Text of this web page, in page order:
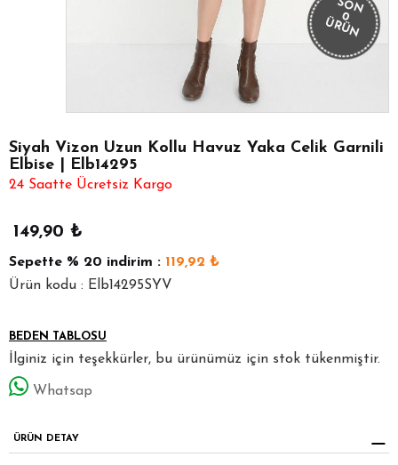
SON
0
ÜRÜN
Siyah Vizon Uzun Kollu Havuz Yaka Celik Garnili
Elbise | Elb14295
24 Saatte Ücretsiz Kargo
149,90 ₺
Sepette % 20 indirim : 119,92 ₺
Ürün kodu : Elb14295SYV
BEDEN TABLOSU
İlginiz için teşekkürler, bu ürünümüz için stok tükenmiştir.
Whatsap
ÜRÜN DETAY